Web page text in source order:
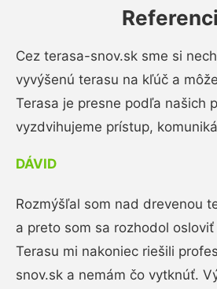
Cez terasa-snov.sk sme si
vyvýšenú terasu na kľúč a
Terasa je presne podľa našich
vyzdvihujeme prístup,
DÁVID
Rozmýšľal som nad drevenou
a preto som sa rozhodol
Terasu mi nakoniec riešili
snov.sk a nemám čo vytknúť.